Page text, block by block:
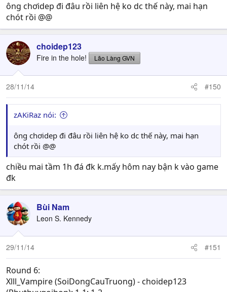
ông chơidep đi đâu rồi liên hệ ko dc thế này, mai hạn
chót rồi @@
choidep123
Fire in the hole! Lão Làng GVN
28/11/14 #150
zAKiRaz nói:
ông chơidep đi đâu rồi liên hệ ko dc thế này, mai hạn
chót rồi @@
chiều mai tầm 1h đá đk k.mấy hôm nay bận k vào game
đk
Bùi Nam
Leon S. Kennedy
29/11/14 #151
Round 6:
Xlll_Vampire (SoiDongCauTruong) - choidep123